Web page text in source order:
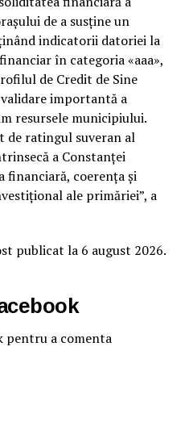
de a susține un
indicatorii datoriei la
în categoria «aaa»,
de Credit de Sine
importantă a
resursele municipiului.
de ratingul suveran al
a Constanței
financiară, coerența și
ale primăriei”, a
publicat la 6 august 2026.
pentru a comenta